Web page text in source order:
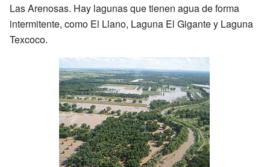
Las Arenosas. Hay lagunas que tienen agua de forma
intermitente, como El Llano, Laguna El Gigante y Laguna
Texcoco.